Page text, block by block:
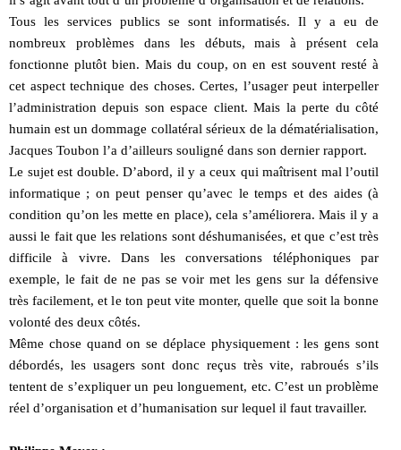
Tous les services publics se sont informatisés. Il y a eu de
nombreux problèmes dans les débuts, mais à présent cela
fonctionne plutôt bien. Mais du coup, on en est souvent resté à
cet aspect technique des choses. Certes, l’usager peut interpeller
l’administration depuis son espace client. Mais la perte du côté
humain est un dommage collatéral sérieux de la dématérialisation,
Jacques Toubon l’a d’ailleurs souligné dans son dernier rapport.
Le sujet est double. D’abord, il y a ceux qui maîtrisent mal l’outil
informatique ; on peut penser qu’avec le temps et des aides (à
condition qu’on les mette en place), cela s’améliorera. Mais il y a
aussi le fait que les relations sont déshumanisées, et que c’est très
difficile à vivre. Dans les conversations téléphoniques par
exemple, le fait de ne pas se voir met les gens sur la défensive
très facilement, et le ton peut vite monter, quelle que soit la bonne
volonté des deux côtés.
Même chose quand on se déplace physiquement : les gens sont
débordés, les usagers sont donc reçus très vite, rabroués s’ils
tentent de s’expliquer un peu longuement, etc. C’est un problème
réel d’organisation et d’humanisation sur lequel il faut travailler.